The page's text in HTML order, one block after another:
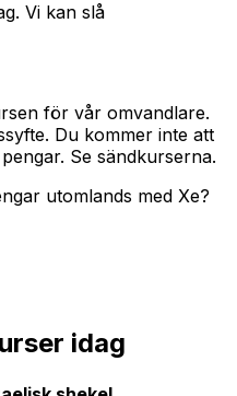
Vi kan slå
för vår omvandlare.
Du kommer inte att
Se sändkurserna.
utomlands med Xe?
idag